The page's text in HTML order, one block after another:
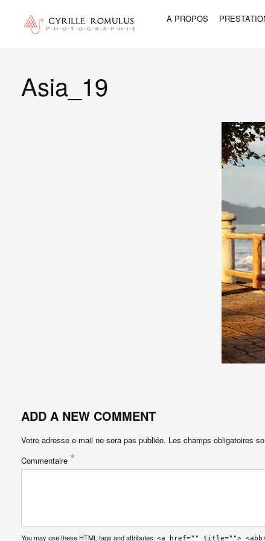
A PROPOS
Asia_19
ADD A NEW COMMENT
Votre adresse e-mail ne sera pas publiée. Les champs obligatoires
Commentaire *
You may use these HTML tags and attributes: <a href="" title="">